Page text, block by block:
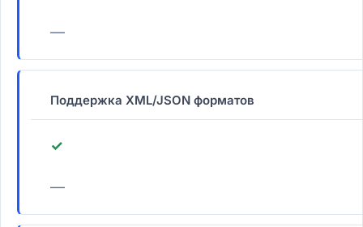
—
Поддержка XML/JSON форматов
✓
—